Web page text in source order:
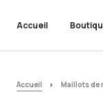
Accueil
Accueil Maillots de